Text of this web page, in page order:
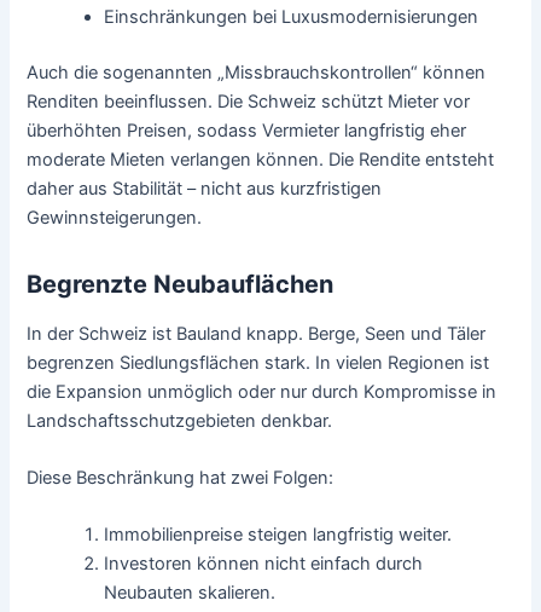
Einschränkungen bei Luxusmodernisierungen
Auch die sogenannten „Missbrauchskontrollen“ können
Renditen beeinflussen. Die Schweiz schützt Mieter vor
überhöhten Preisen, sodass Vermieter langfristig eher
moderate Mieten verlangen können. Die Rendite entsteht
daher aus Stabilität – nicht aus kurzfristigen
Gewinnsteigerungen.
Begrenzte Neubauflächen
In der Schweiz ist Bauland knapp. Berge, Seen und Täler
begrenzen Siedlungsflächen stark. In vielen Regionen ist
die Expansion unmöglich oder nur durch Kompromisse in
Landschaftsschutzgebieten denkbar.
Diese Beschränkung hat zwei Folgen:
Immobilienpreise steigen langfristig weiter.
Investoren können nicht einfach durch
Neubauten skalieren.